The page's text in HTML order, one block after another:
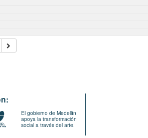
El gobierno de Medellín
apoya la transformación
social a través del arte.